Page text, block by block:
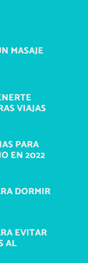
MASAJE
VIAJAS
PARA
EN 2022
DORMIR
EVITAR
AL